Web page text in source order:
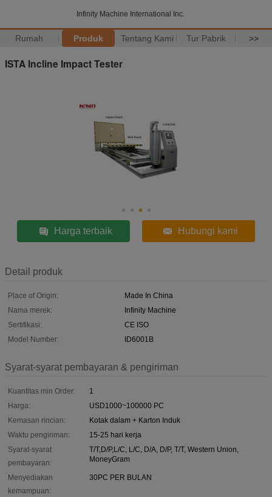
Infinity Machine International Inc.
Rumah Produk Tentang Kami Tur Pabrik >>
ISTA Incline Impact Tester
Harga terbaik Hubungi kami
Detail produk
Place of Origin:
Made In China
Nama merek:
Infinity Machine
Sertifikasi:
CE ISO
Model Number:
ID6001B
Syarat-syarat pembayaran & pengiriman
Kuantitas min Order:
1
Harga:
USD1000~100000 PC
Kemasan rincian:
Kotak dalam + Karton Induk
Waktu pengiriman:
15-25 hari kerja
Syarat-syarat
pembayaran:
T/T,D/P,L/C, L/C, D/A, D/P, T/T, Western Union,
MoneyGram
Menyediakan
kemampuan:
30PC PER BULAN